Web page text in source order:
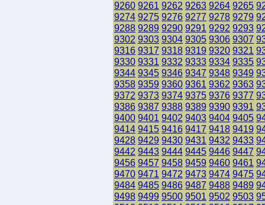
9260 9261 9262 9263 9264 9265
9274 9275 9276 9277 9278 9279
9288 9289 9290 9291 9292 9293
9302 9303 9304 9305 9306 9307
9316 9317 9318 9319 9320 9321
9330 9331 9332 9333 9334 9335
9344 9345 9346 9347 9348 9349
9358 9359 9360 9361 9362 9363
9372 9373 9374 9375 9376 9377
9386 9387 9388 9389 9390 9391
9400 9401 9402 9403 9404 9405
9414 9415 9416 9417 9418 9419
9428 9429 9430 9431 9432 9433
9442 9443 9444 9445 9446 9447
9456 9457 9458 9459 9460 9461
9470 9471 9472 9473 9474 9475
9484 9485 9486 9487 9488 9489
9498 9499 9500 9501 9502 9503